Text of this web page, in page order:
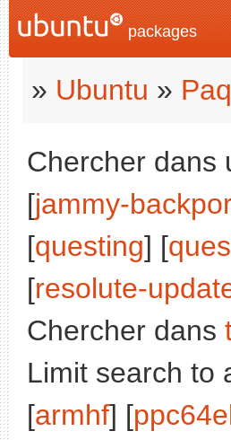
packages
» Ubuntu »
Chercher dans
[jammy-
[questing] [
[resolute-
Chercher dans
Limit search to
[armhf] [